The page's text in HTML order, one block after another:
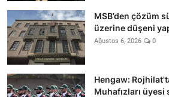
MSB’den çözüm
üzerine düşeni
Ağustos 6, 2026 0
Hengaw:
Muhafızları üyesi